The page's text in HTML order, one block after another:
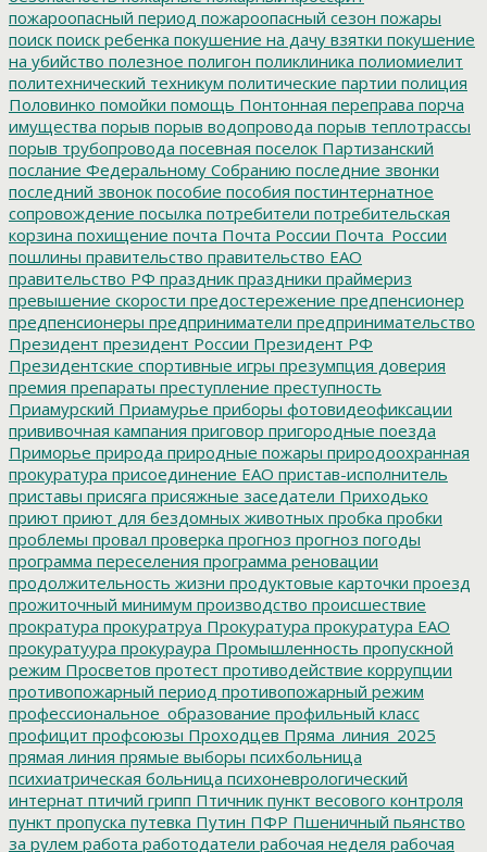
пожароопасный период пожароопасный сезон пожары
поиск поиск ребенка покушение на дачу взятки покушение
на убийство полезное полигон поликлиника полиомиелит
политехнический техникум политические партии полиция
Половинко помойки помощь Понтонная переправа порча
имущества порыв порыв водопровода порыв теплотрассы
порыв трубопровода посевная поселок Партизанский
послание Федеральному Собранию последние звонки
последний звонок пособие пособия постинтернатное
сопровождение посылка потребители потребительская
корзина похищение почта Почта России Почта_России
пошлины правительство правительство ЕАО
правительство РФ праздник праздники праймериз
превышение скорости предостережение предпенсионер
предпенсионеры предприниматели предпринимательство
Президент президент России Президент РФ
Президентские спортивные игры презумпция доверия
премия препараты преступление преступность
Приамурский Приамурье приборы фотовидеофиксации
прививочная кампания приговор пригородные поезда
Приморье природа природные пожары природоохранная
прокуратура присоединение ЕАО пристав-исполнитель
приставы присяга присяжные заседатели Приходько
приют приют для бездомных животных пробка пробки
проблемы провал проверка прогноз прогноз погоды
программа переселения программа реновации
продолжительность жизни продуктовые карточки проезд
прожиточный минимум производство происшествие
прократура прокуратруа Прокуратура прокуратура ЕАО
прокуратуура прокураура Промышленность пропускной
режим Просветов протест противодействие коррупции
противопожарный период противопожарный режим
профессиональное_образование профильный класс
профицит профсоюзы Проходцев Пряма_линия_2025
прямая линия прямые выборы психбольница
психиатрическая больница психоневрологический
интернат птичий грипп Птичник пункт весового контроля
пункт пропуска путевка Путин ПФР Пшеничный пьянство
за рулем работа работодатели рабочая неделя рабочая